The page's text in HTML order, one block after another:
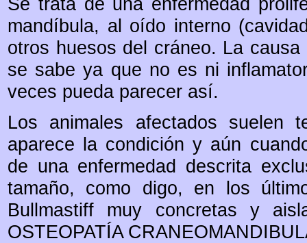
mandíbula, al oído interno
otros huesos del cráneo. La
se sabe ya que no es ni
veces pueda parecer así.
Los animales afectados suelen
aparece la condición y aún
de una enfermedad descrita
tamaño, como digo, en los
Bullmastiff muy concretas y
OSTEOPATÍA